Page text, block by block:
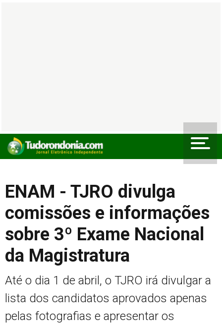
ENAM - TJRO divulga
comissões e informações
sobre 3º Exame Nacional
da Magistratura
Até o dia 1 de abril, o TJRO irá divulgar a
lista dos candidatos aprovados apenas
pelas fotografias e apresentar os